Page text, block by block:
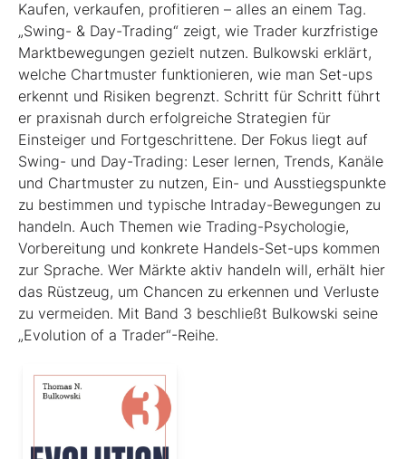
Kaufen, verkaufen, profitieren – alles an einem Tag.
„Swing- & Day-Trading“ zeigt, wie Trader kurzfristige
Marktbewegungen gezielt nutzen. Bulkowski erklärt,
welche Chartmuster funktionieren, wie man Set-ups
erkennt und Risiken begrenzt. Schritt für Schritt führt
er praxisnah durch erfolgreiche Strategien für
Einsteiger und Fortgeschrittene. Der Fokus liegt auf
Swing- und Day-Trading: Leser lernen, Trends, Kanäle
und Chartmuster zu nutzen, Ein- und Ausstiegspunkte
zu bestimmen und typische Intraday-Bewegungen zu
handeln. Auch Themen wie Trading-Psychologie,
Vorbereitung und konkrete Handels-Set-ups kommen
zur Sprache. Wer Märkte aktiv handeln will, erhält hier
das Rüstzeug, um Chancen zu erkennen und Verluste
zu vermeiden. Mit Band 3 beschließt Bul­kowski seine
„Evolution of a Trader“-Reihe.